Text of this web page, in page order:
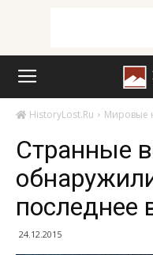
HistoryLost.Ru Мировые
Странные
последнее
24.12.2015